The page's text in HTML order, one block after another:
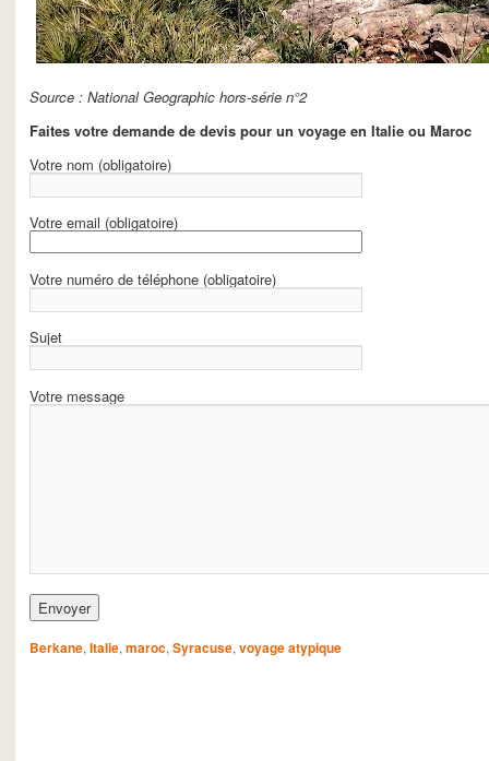
Source : National Geographic hors-série n°2
Faites votre demande de devis pour un voyage en Italie ou Maroc
Votre nom (obligatoire)
Votre email (obligatoire)
Votre numéro de téléphone (obligatoire)
Sujet
Votre message
Berkane, Italie, maroc, Syracuse, voyage atypique